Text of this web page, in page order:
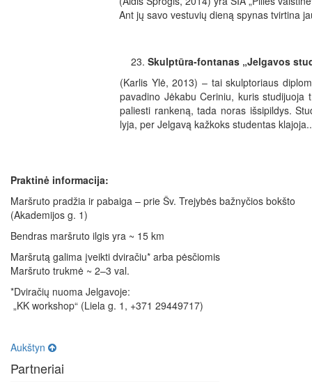
Ant jų savo vestuvių dieną spynas tvirtina
Skulptūra-fontanas „Jelgavos
(Karlis Ylė, 2013) – tai skulptoriaus
pavadino Jėkabu Ceriniu, kuris
paliesti rankeną, tada noras išsipildys.
lyja, per Jelgavą kažkoks studentas
Praktinė informacija:
Maršruto pradžia ir pabaiga – prie Šv. Trejybės bažnyčios bokšto
(Akademijos g. 1)
Bendras maršruto ilgis yra ~ 15 km
Maršrutą galima įveikti dviračiu* arba pėsčiomis
Maršruto trukmė ~ 2–3 val.
*Dviračių nuoma Jelgavoje:
„KK workshop“ (Liela g. 1, +371 29449717)
Aukštyn
Partneriai